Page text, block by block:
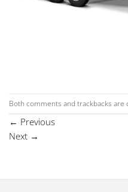
Both comments and trackbacks are
← Previous
Next →